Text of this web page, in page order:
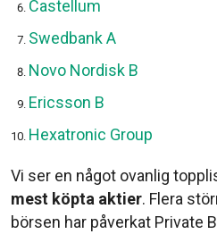
Castellum
Swedbank A
Novo Nordisk B
Ericsson B
Hexatronic Group
Vi ser en något ovanlig
mest köpta aktier. Flera
börsen har påverkat Private